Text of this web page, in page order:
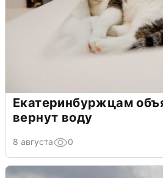
Екатеринбуржцам
вернут воду
8 августа 0